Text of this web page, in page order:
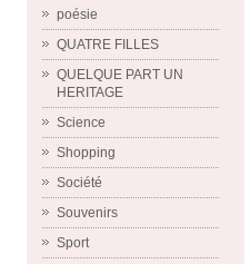
poésie
QUATRE FILLES
QUELQUE PART UN
HERITAGE
Science
Shopping
Société
Souvenirs
Sport